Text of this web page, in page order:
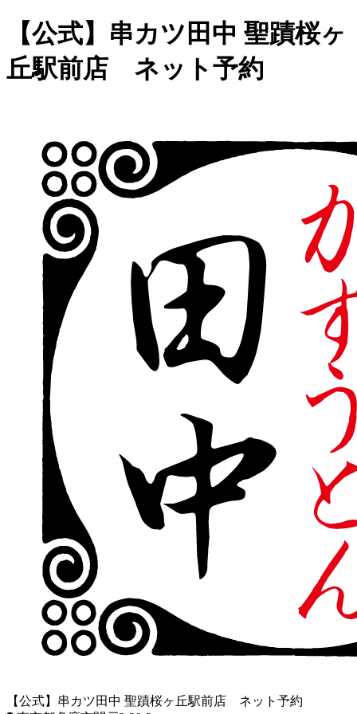
【公式】串カツ田中 聖蹟桜ヶ
丘駅前店 ネット予約
【公式】串カツ田中 聖蹟桜ヶ丘駅前店 ネット予約